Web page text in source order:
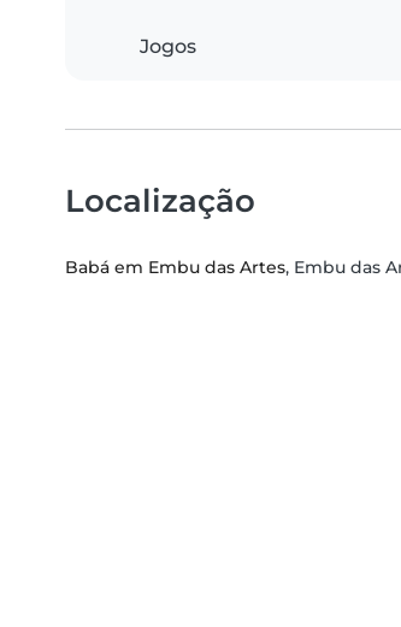
Jogos
Localização
Babá em Embu das Artes, Embu das